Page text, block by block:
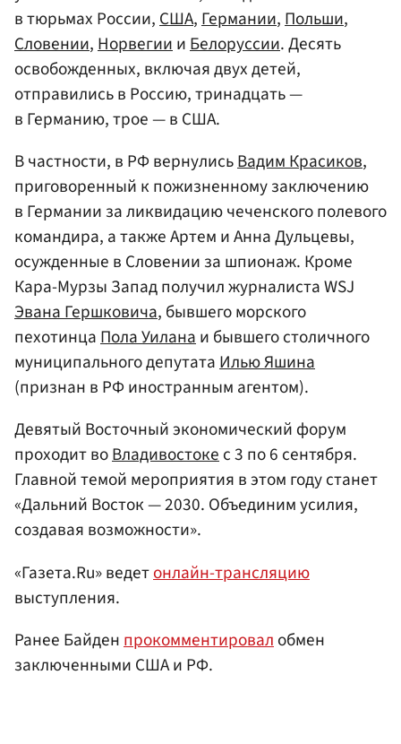
в тюрьмах России,США,Германии,Польши,
Словении,НорвегиииБелоруссии. Десять
освобожденных, включая двух детей,
отправились в Россию, тринадцать —
в Германию, трое — в США.
В частности, в РФ вернулисьВадим Красиков,
приговоренный к пожизненному заключению
в Германии за ликвидацию чеченского полевого
командира, а также Артем и Анна Дульцевы,
осужденные в Словении за шпионаж. Кроме
Кара-Мурзы Запад получил журналиста WSJ
Эвана Гершковича, бывшего морского
пехотинцаПола Уиланаи бывшего столичного
муниципального депутатаИлью Яшина
(признан в РФ иностранным агентом).
Девятый Восточный экономический форум
проходит воВладивостокес 3 по 6 сентября.
Главной темой мероприятия в этом году станет
«Дальний Восток — 2030. Объединим усилия,
создавая возможности».
«Газета.Ru» ведетонлайн-трансляцию
выступления.
Ранее Байденпрокомментировалобмен
заключенными США и РФ.